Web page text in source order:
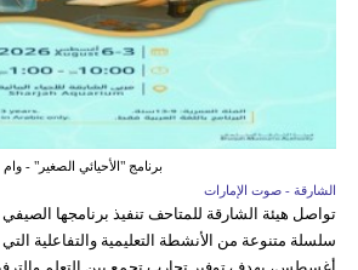
برنامج "الأحيائي الصغير" - وام
الشارقة - صوت الإمارات
سلسلة متنوعة من الأنشطة التعليمية والتفاعلية